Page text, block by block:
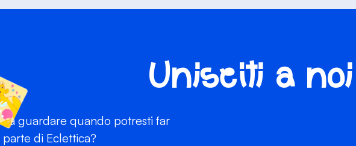
Unisciti a noi
a guardare quando potresti far
parte di Eclettica?